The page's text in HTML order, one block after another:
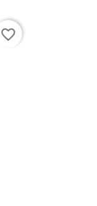
favorite_border